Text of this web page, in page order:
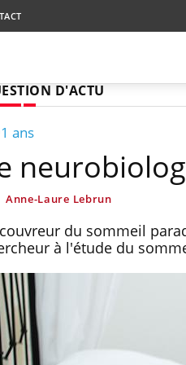
D'ACTU
ans
Anne-Laure Lebrun
du sommeil
à l'étude du